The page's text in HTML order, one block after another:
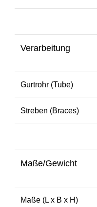
Verarbeitung
Gurtrohr (Tube)
Streben (Braces)
Maße/Gewicht
Maße (L x B x H)